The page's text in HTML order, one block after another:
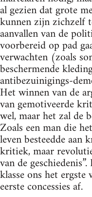
al gezien dat grote
kunnen zijn zichzelf
aanvallen van de
voorbereid op pad
verwachten (zoals
beschermende
antibezuinigings-
Het winnen van de
van gemotiveerde
wel, maar het zal de
Zoals een man die
leven besteedde
kritiek, maar
van de
klasse ons het
eerste concessies af.